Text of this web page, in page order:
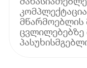
მწარმოებლის
ცვლილებებზე